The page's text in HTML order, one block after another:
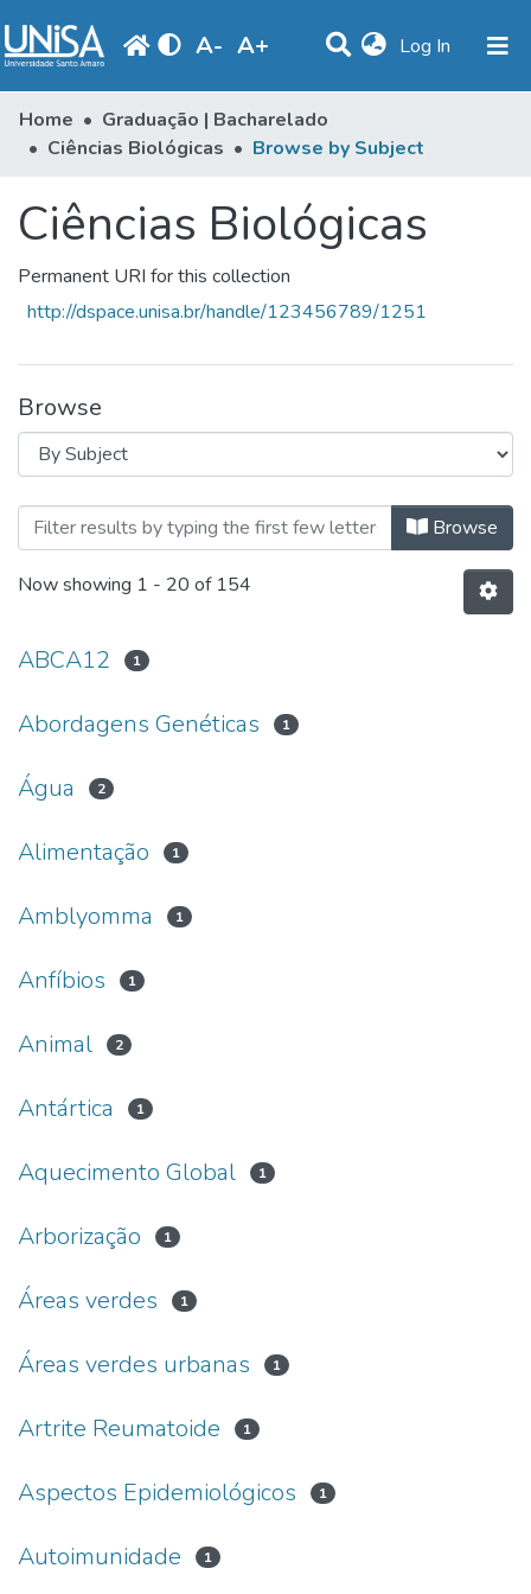
A- A+ Log In (current)
Communities & Collections
Produção Docente
Periodicals
Home
Graduação | Bacharelado
Ciências Biológicas
Browse by Subject
Ciências Biológicas
Permanent URI for this collection
http://dspace.unisa.br/handle/123456789/1251
Browse
Browsing Ciências Biológicas by
Browse
Now showing 1 - 20 of 154
ABCA12 1
Abordagens Genéticas 1
Água 2
Alimentação 1
Amblyomma 1
Anfíbios 1
Animal 2
Antártica 1
Aquecimento Global 1
Arborização 1
Áreas verdes 1
Áreas verdes urbanas 1
Artrite Reumatoide 1
Aspectos Epidemiológicos 1
Autoimunidade 1